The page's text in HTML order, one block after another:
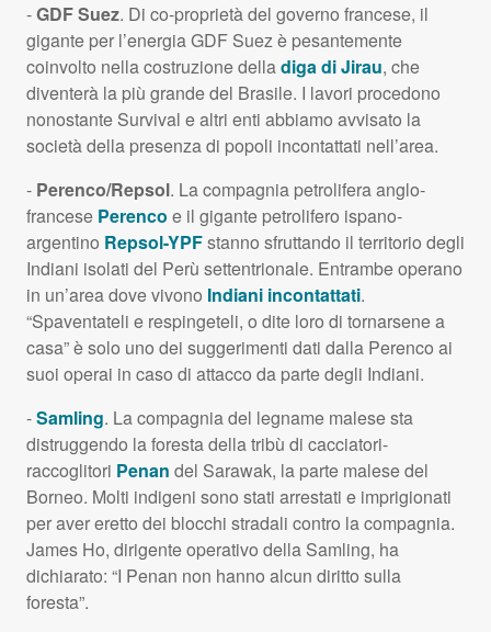
-GDFSuez. Di co-proprietà del governo francese, il
gigante per l’energiaGDF Suez è pesantemente
coinvolto nella costruzione delladiga di Jirau, che
diventerà la più grande del Brasile. I lavori procedono
nonostante Survival e altri enti abbiamo avvisato la
società della presenza di popoli incontattati nell’area.
- Perenco/Repsol. La compagnia petrolifera anglo-
francese Perenco e il gigante petrolifero ispano-
argentino Repsol-YPFstanno sfruttando il territorio degli
Indiani isolati del Perù settentrionale. Entrambe operano
in un’area dove vivono Indiani incontattati.
“Spaventateli e respingeteli, o dite loro di tornarsene a
casa” è solo uno dei suggerimenti dati dalla Perenco ai
suoi operai in caso di attacco da parte degli Indiani.
-Samling. La compagnia del legname malese sta
distruggendo la foresta della tribù di cacciatori-
raccoglitori Penan del Sarawak, la parte malese del
Borneo. Molti indigeni sono stati arrestati e imprigionati
per aver eretto dei blocchi stradali contro la compagnia.
James Ho, dirigente operativo della Samling, ha
dichiarato: “I Penan non hanno alcun diritto sulla
foresta”.